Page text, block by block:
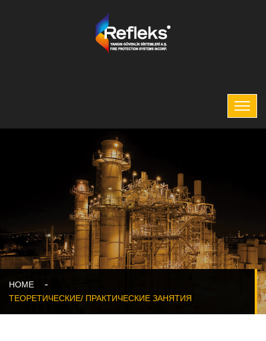
HOME
ТЕОРЕТИЧЕСКИЕ/ ПРАКТИЧЕСКИЕ ЗАНЯТИЯ